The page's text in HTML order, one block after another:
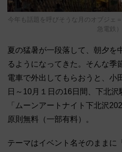
今年も話題を呼びそうな月のオブジェ
急電鉄）
夏の猛暑が一段落して、朝夕を
るようになってきた。そんな季
電車で外出してもらおうと、小
日～10月１日の16日間、下北沢
「ムーンアートナイト下北沢
原則無料（一部有料）。
テーマはイベント名そのままに